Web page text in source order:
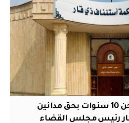
جنايات ذي قار: السجن 10 سنوات بحق مدانين
رئيس مجلس القضاء